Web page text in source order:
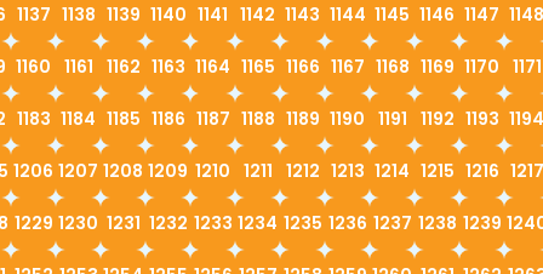
1137 1138 1139 1140 1141 1142 1143 1144 1145 1146 1147 1148
1160 1161 1162 1163 1164 1165 1166 1167 1168 1169 1170 1171
1183 1184 1185 1186 1187 1188 1189 1190 1191 1192 1193 1194
1206 1207 1208 1209 1210 1211 1212 1213 1214 1215 1216 1217
1229 1230 1231 1232 1233 1234 1235 1236 1237 1238 1239